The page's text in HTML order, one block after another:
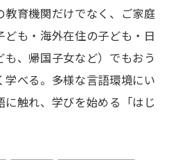
教育機関だけでなく、ご家庭
ども・海外在住の子ども・日
、帰国子女など）でもおう
学べる。多様な言語環境にい
に触れ、学びを始める「はじ